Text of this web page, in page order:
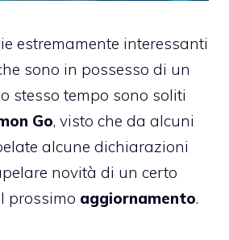
estremamente interessanti
sono in possesso di un
stesso tempo sono soliti
Go, visto che da alcuni
alcune dichiarazioni
novità di un certo
prossimo aggiornamento.